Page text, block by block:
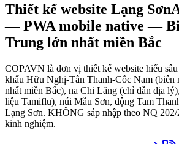
Thiết kế website Lạng Sơn
— PWA mobile native —
Trung lớn nhất miền Bắc
COPAVN là đơn vị thiết kế website hiểu
khẩu Hữu Nghị-Tân Thanh-Cốc Nam (biên
nhất miền Bắc), na Chi Lăng (chỉ dẫn địa
liệu Tamiflu), núi Mẫu Sơn, động Tam
Lạng Sơn. KHÔNG sáp nhập theo NQ
kinh nghiệm.